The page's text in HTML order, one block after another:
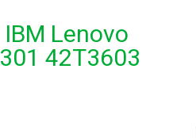
Lenovo
42T3603